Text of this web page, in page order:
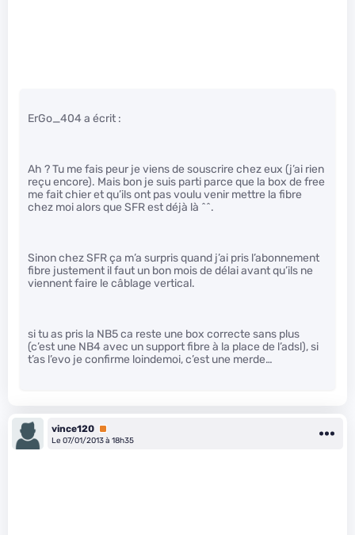
ErGo_404 a écrit :
Ah ? Tu me fais peur je viens de souscrire chez eux (j’ai rien
reçu encore). Mais bon je suis parti parce que la box de free
me fait chier et qu’ils ont pas voulu venir mettre la fibre
chez moi alors que SFR est déjà là ^^.
Sinon chez SFR ça m’a surpris quand j’ai pris l’abonnement
fibre justement il faut un bon mois de délai avant qu’ils ne
viennent faire le câblage vertical.
si tu as pris la NB5 ca reste une box correcte sans plus
(c’est une NB4 avec un support fibre à la place de l’adsl), si
t’as l’evo je confirme loindemoi, c’est une merde…
vince120 Premium
Le 07/01/2013 à 18h35